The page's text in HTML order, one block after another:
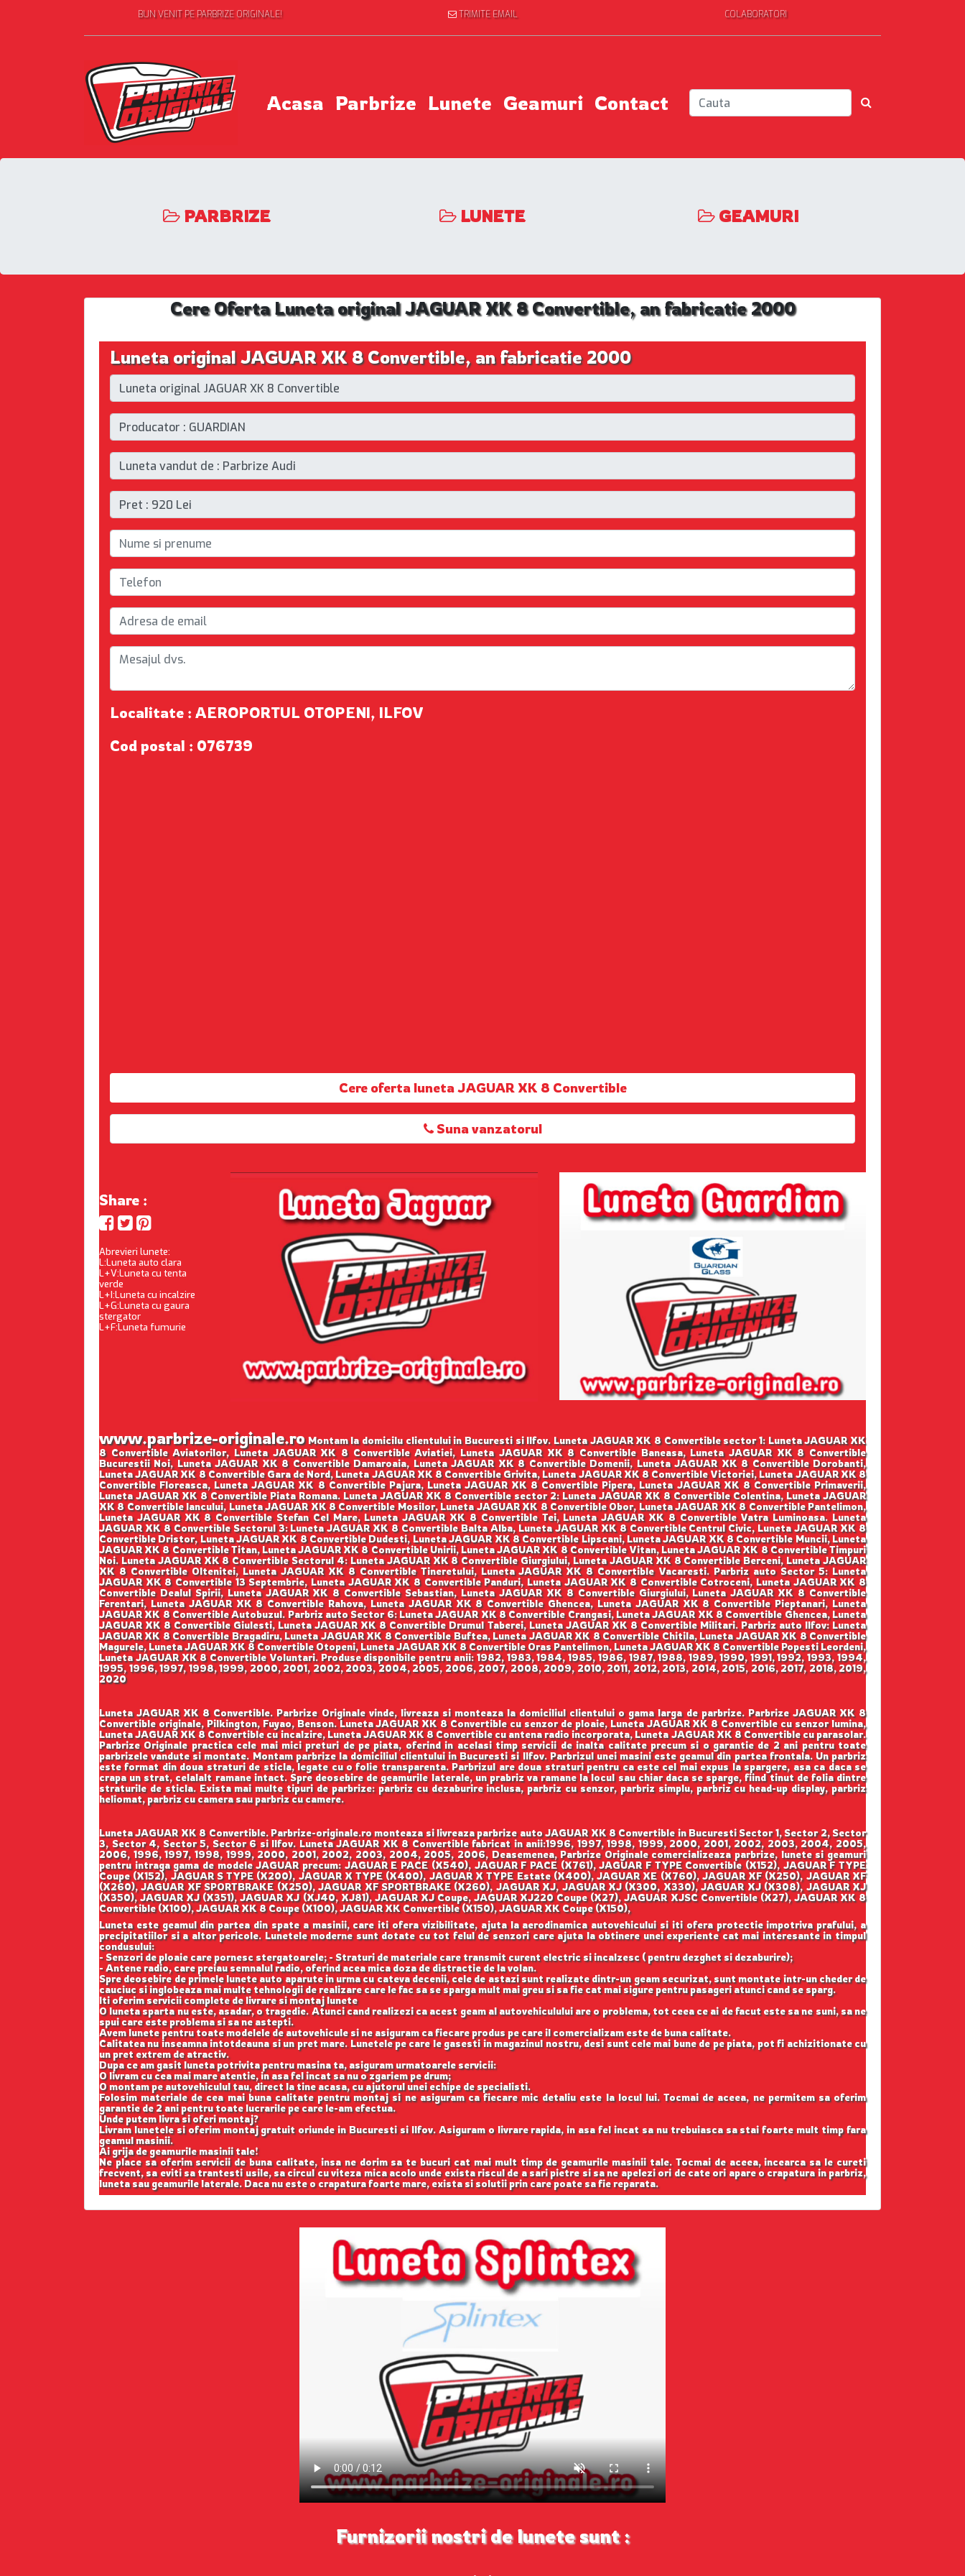
BUN VENIT PE PARBRIZE ORIGINALE! TRIMITE EMAIL COLABORATORI
Acasa Parbrize Lunete Geamuri Contact
PARBRIZE LUNETE GEAMURI
Cere Oferta Luneta original JAGUAR XK 8 Convertible, an fabricatie 2000
Luneta original JAGUAR XK 8 Convertible, an fabricatie 2000
Localitate : AEROPORTUL OTOPENI, ILFOV
Cod postal : 076739
Cere oferta luneta JAGUAR XK 8 Convertible
Suna vanzatorul
Share :
Abrevieri lunete:
L:Luneta auto clara
L+V:Luneta cu tenta
verde
L+I:Luneta cu incalzire
L+G:Luneta cu gaura
stergator
L+F:Luneta fumurie
www.parbrize-originale.roMontam la domicilu clientului in Bucuresti si Ilfov. Luneta JAGUAR XK 8 Convertible sector 1: Luneta JAGUAR XK
8 Convertible Aviatorilor, Luneta JAGUAR XK 8 Convertible Aviatiei, Luneta JAGUAR XK 8 Convertible Baneasa, Luneta JAGUAR XK 8 Convertible
Bucurestii Noi, Luneta JAGUAR XK 8 Convertible Damaroaia, Luneta JAGUAR XK 8 Convertible Domenii, Luneta JAGUAR XK 8 Convertible Dorobanti,
Luneta JAGUAR XK 8 Convertible Gara de Nord, Luneta JAGUAR XK 8 Convertible Grivita, Luneta JAGUAR XK 8 Convertible Victoriei, Luneta JAGUAR XK 8
Convertible Floreasca, Luneta JAGUAR XK 8 Convertible Pajura, Luneta JAGUAR XK 8 Convertible Pipera, Luneta JAGUAR XK 8 Convertible Primaverii,
Luneta JAGUAR XK 8 Convertible Piata Romana. Luneta JAGUAR XK 8 Convertible sector 2: Luneta JAGUAR XK 8 Convertible Colentina, Luneta JAGUAR
XK 8 Convertible Iancului, Luneta JAGUAR XK 8 Convertible Mosilor, Luneta JAGUAR XK 8 Convertible Obor, Luneta JAGUAR XK 8 Convertible Pantelimon,
Luneta JAGUAR XK 8 Convertible Stefan Cel Mare, Luneta JAGUAR XK 8 Convertible Tei, Luneta JAGUAR XK 8 Convertible Vatra Luminoasa. Luneta
JAGUAR XK 8 Convertible Sectorul 3: Luneta JAGUAR XK 8 Convertible Balta Alba, Luneta JAGUAR XK 8 Convertible Centrul Civic, Luneta JAGUAR XK 8
Convertible Dristor, Luneta JAGUAR XK 8 Convertible Dudesti, Luneta JAGUAR XK 8 Convertible Lipscani, Luneta JAGUAR XK 8 Convertible Muncii, Luneta
JAGUAR XK 8 Convertible Titan, Luneta JAGUAR XK 8 Convertible Unirii, Luneta JAGUAR XK 8 Convertible Vitan, Luneta JAGUAR XK 8 Convertible Timpuri
Noi. Luneta JAGUAR XK 8 Convertible Sectorul 4: Luneta JAGUAR XK 8 Convertible Giurgiului, Luneta JAGUAR XK 8 Convertible Berceni, Luneta JAGUAR
XK 8 Convertible Oltenitei, Luneta JAGUAR XK 8 Convertible Tineretului, Luneta JAGUAR XK 8 Convertible Vacaresti. Parbriz auto Sector 5: Luneta
JAGUAR XK 8 Convertible 13 Septembrie, Luneta JAGUAR XK 8 Convertible Panduri, Luneta JAGUAR XK 8 Convertible Cotroceni, Luneta JAGUAR XK 8
Convertible Dealul Spirii, Luneta JAGUAR XK 8 Convertible Sebastian, Luneta JAGUAR XK 8 Convertible Giurgiului, Luneta JAGUAR XK 8 Convertible
Ferentari, Luneta JAGUAR XK 8 Convertible Rahova, Luneta JAGUAR XK 8 Convertible Ghencea, Luneta JAGUAR XK 8 Convertible Pieptanari, Luneta
JAGUAR XK 8 Convertible Autobuzul. Parbriz auto Sector 6: Luneta JAGUAR XK 8 Convertible Crangasi, Luneta JAGUAR XK 8 Convertible Ghencea, Luneta
JAGUAR XK 8 Convertible Giulesti, Luneta JAGUAR XK 8 Convertible Drumul Taberei, Luneta JAGUAR XK 8 Convertible Militari. Parbriz auto Ilfov: Luneta
JAGUAR XK 8 Convertible Bragadiru, Luneta JAGUAR XK 8 Convertible Buftea, Luneta JAGUAR XK 8 Convertible Chitila, Luneta JAGUAR XK 8 Convertible
Magurele, Luneta JAGUAR XK 8 Convertible Otopeni, Luneta JAGUAR XK 8 Convertible Oras Pantelimon, Luneta JAGUAR XK 8 Convertible Popesti Leordeni,
Luneta JAGUAR XK 8 Convertible Voluntari. Produse disponibile pentru anii: 1982, 1983, 1984, 1985, 1986, 1987, 1988, 1989, 1990, 1991, 1992, 1993, 1994,
1995, 1996, 1997, 1998, 1999, 2000, 2001, 2002, 2003, 2004, 2005, 2006, 2007, 2008, 2009, 2010, 2011, 2012, 2013, 2014, 2015, 2016, 2017, 2018, 2019,
2020
Luneta JAGUAR XK 8 Convertible. Parbrize Originale vinde, livreaza si monteaza la domiciliul clientului o gama larga de parbrize. Parbrize JAGUAR XK 8
Convertible originale, Pilkington, Fuyao, Benson. Luneta JAGUAR XK 8 Convertible cu senzor de ploaie, Luneta JAGUAR XK 8 Convertible cu senzor lumina,
Luneta JAGUAR XK 8 Convertible cu incalzire, Luneta JAGUAR XK 8 Convertible cu antena radio incorporata, Luneta JAGUAR XK 8 Convertible cu parasolar.
Parbrize Originale practica cele mai mici preturi de pe piata, oferind in acelasi timp servicii de inalta calitate precum si o garantie de 2 ani pentru toate
parbrizele vandute si montate. Montam parbrize la domiciliul clientului in Bucuresti si Ilfov. Parbrizul unei masini este geamul din partea frontala. Un parbriz
este format din doua straturi de sticla, legate cu o folie transparenta. Parbrizul are doua straturi pentru ca este cel mai expus la spargere, asa ca daca se
crapa un strat, celalalt ramane intact. Spre deosebire de geamurile laterale, un prabriz va ramane la locul sau chiar daca se sparge, fiind tinut de folia dintre
straturile de sticla. Exista mai multe tipuri de parbrize: parbriz cu dezaburire inclusa, parbriz cu senzor, parbriz simplu, parbriz cu head-up display, parbriz
heliomat, parbriz cu camera sau parbriz cu camere.
Luneta JAGUAR XK 8 Convertible. Parbrize-originale.ro monteaza si livreaza parbrize auto JAGUAR XK 8 Convertible in Bucuresti Sector 1, Sector 2, Sector
3, Sector 4, Sector 5, Sector 6 si Ilfov. Luneta JAGUAR XK 8 Convertible fabricat in anii:1996, 1997, 1998, 1999, 2000, 2001, 2002, 2003, 2004, 2005,
2006, 1996, 1997, 1998, 1999, 2000, 2001, 2002, 2003, 2004, 2005, 2006, Deasemenea, Parbrize Originale comercializeaza parbrize, lunete si geamuri
pentru intraga gama de modele JAGUAR precum: JAGUAR E PACE (X540), JAGUAR F PACE (X761), JAGUAR F TYPE Convertible (X152), JAGUAR F TYPE
Coupe (X152), JAGUAR S TYPE (X200), JAGUAR X TYPE (X400), JAGUAR X TYPE Estate (X400), JAGUAR XE (X760), JAGUAR XF (X250), JAGUAR XF
(X260), JAGUAR XF SPORTBRAKE (X250), JAGUAR XF SPORTBRAKE (X260), JAGUAR XJ, JAGUAR XJ (X300, X330), JAGUAR XJ (X308), JAGUAR XJ
(X350), JAGUAR XJ (X351), JAGUAR XJ (XJ40, XJ81), JAGUAR XJ Coupe, JAGUAR XJ220 Coupe (X27), JAGUAR XJSC Convertible (X27), JAGUAR XK 8
Convertible (X100), JAGUAR XK 8 Coupe (X100), JAGUAR XK Convertible (X150), JAGUAR XK Coupe (X150),
Luneta este geamul din partea din spate a masinii, care iti ofera vizibilitate, ajuta la aerodinamica autovehicului si iti ofera protectie impotriva prafului, a
precipitatiilor si a altor pericole. Lunetele moderne sunt dotate cu tot felul de senzori care ajuta la obtinere unei experiente cat mai interesante in timpul
condusului:
- Senzori de ploaie care pornesc stergatoarele; - Straturi de materiale care transmit curent electric si incalzesc ( pentru dezghet si dezaburire);
- Antene radio, care preiau semnalul radio, oferind acea mica doza de distractie de la volan.
Spre deosebire de primele lunete auto aparute in urma cu cateva decenii, cele de astazi sunt realizate dintr-un geam securizat, sunt montate intr-un cheder de
cauciuc si inglobeaza mai multe tehnologii de realizare care le fac sa se sparga mult mai greu si sa fie cat mai sigure pentru pasageri atunci cand se sparg.
Iti oferim servicii complete de livrare si montaj lunete
O luneta sparta nu este, asadar, o tragedie. Atunci cand realizezi ca acest geam al autovehiculului are o problema, tot ceea ce ai de facut este sa ne suni, sa ne
spui care este problema si sa ne astepti.
Avem lunete pentru toate modelele de autovehicule si ne asiguram ca fiecare produs pe care il comercializam este de buna calitate.
Calitatea nu inseamna intotdeauna si un pret mare. Lunetele pe care le gasesti in magazinul nostru, desi sunt cele mai bune de pe piata, pot fi achizitionate cu
un pret extrem de atractiv.
Dupa ce am gasit luneta potrivita pentru masina ta, asiguram urmatoarele servicii:
O livram cu cea mai mare atentie, in asa fel incat sa nu o zgariem pe drum;
O montam pe autovehiculul tau, direct la tine acasa, cu ajutorul unei echipe de specialisti.
Folosim materiale de cea mai buna calitate pentru montaj si ne asiguram ca fiecare mic detaliu este la locul lui. Tocmai de aceea, ne permitem sa oferim
garantie de 2 ani pentru toate lucrarile pe care le-am efectua.
Unde putem livra si oferi montaj?
Livram lunetele si oferim montaj gratuit oriunde in Bucuresti si Ilfov. Asiguram o livrare rapida, in asa fel incat sa nu trebuiasca sa stai foarte mult timp fara
geamul masinii.
Ai grija de geamurile masinii tale!
Ne place sa oferim servicii de buna calitate, insa ne dorim sa te bucuri cat mai mult timp de geamurile masinii tale. Tocmai de aceea, incearca sa le cureti
frecvent, sa eviti sa trantesti usile, sa circul cu viteza mica acolo unde exista riscul de a sari pietre si sa ne apelezi ori de cate ori apare o crapatura in parbriz,
luneta sau geamurile laterale. Daca nu este o crapatura foarte mare, exista si solutii prin care poate sa fie reparata.
Furnizorii nostri de lunete sunt :